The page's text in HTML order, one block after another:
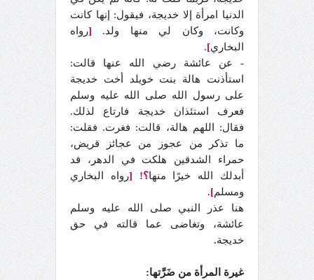
الدنيا امرأة إلا خديجة، فيقول: إنها كانت
وكانت، وكان لي منها ولد. [رواه
البخاري]
.
- عن عائشة رضي الله عنها قالت:
استأذنت هالة بنت خويلد أخت خديجة
على رسول الله صلى الله عليه وسلم
فعرف استئذان خديجة فارتاع لذلك.
فقال: اللهم هالة، قالت: فغرت. فقلت:
ما تذكر من عجوز من عجائز قريض،
حمراء الشدقين هلكت في الدهر، قد
أبدلك الله خيرًا منها؟! [رواه البخاري
ومسلم]
.
هنا عذر النبي صلى الله عليه وسلم
عائشة، وتغاضى عما قالته في حق
خديجة.
غيرة المرأة من ضَرَّتها: